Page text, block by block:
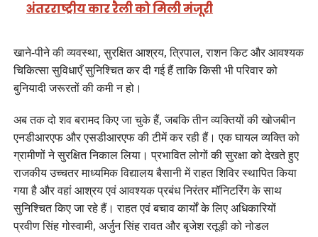
अंतरराष्ट्रीय कार रैली को मिली मंजूरी
खाने-पीने की व्यवस्था, सुरक्षित आश्रय, त्रिपाल, राशन किट और आवश्यक
चिकित्सा सुविधाएँ सुनिश्चित कर दी गई हैं ताकि किसी भी परिवार को
बुनियादी जरूरतों की कमी न हो।
अब तक दो शव बरामद किए जा चुके हैं, जबकि तीन व्यक्तियों की खोजबीन
एनडीआरएफ और एसडीआरएफ की टीमें कर रही हैं। एक घायल व्यक्ति को
ग्रामीणों ने सुरक्षित निकाल लिया। प्रभावित लोगों की सुरक्षा को देखते हुए
राजकीय उच्चतर माध्यमिक विद्यालय बैसानी में राहत शिविर स्थापित किया
गया है और वहां आश्रय एवं आवश्यक प्रबंध निरंतर मॉनिटरिंग के साथ
सुनिश्चित किए जा रहे हैं। राहत एवं बचाव कार्यों के लिए अधिकारियों
प्रवीण सिंह गोस्वामी, अर्जुन सिंह रावत और बृजेश रतूड़ी को नोडल